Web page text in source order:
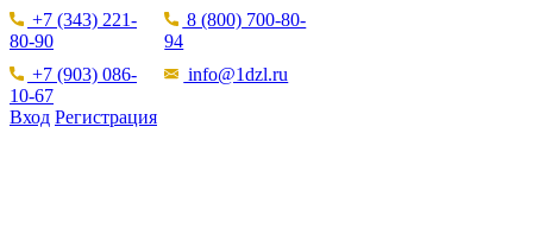
+7 (343) 221-
80-90
8 (800) 700-80-
94
+7 (903) 086-
10-67
info@1dzl.ru
Вход Регистрация